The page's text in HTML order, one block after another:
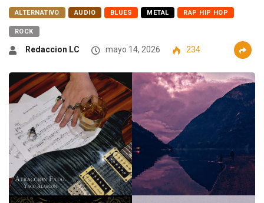
ALTERNATIVO AUDIO BLUES METAL RAP HIP HOP
ROCK
Redaccion LC mayo 14, 2026 234